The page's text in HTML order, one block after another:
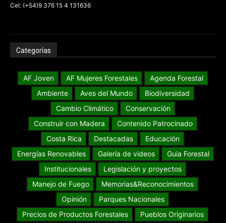
Cel: (+54)9 376 15 4 131636
Categorías
AF Joven AF Mujeres Forestales
Agenda Forestal
Ambiente
Aves del Mundo
Biodiversidad
Cambio Climático
Conservación
Construir con Madera
Contenido Patrocinado
Costa Rica
Destacadas
Educación
Energías Renovables
Galería de videos
Guia Forestal
Institucionales
Legislación y proyectos
Manejo de Fuego
Memorias&Reconocimientos
Opinión
Parques Nacionales
Precios de Productos Forestales
Pueblos Originarios